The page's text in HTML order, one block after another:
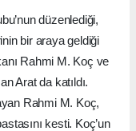
düzenlediği,
bir araya geldiği
Rahmi M. Koç ve
Arat da katıldı.
Rahmi M. Koç,
kesti. Koç’un